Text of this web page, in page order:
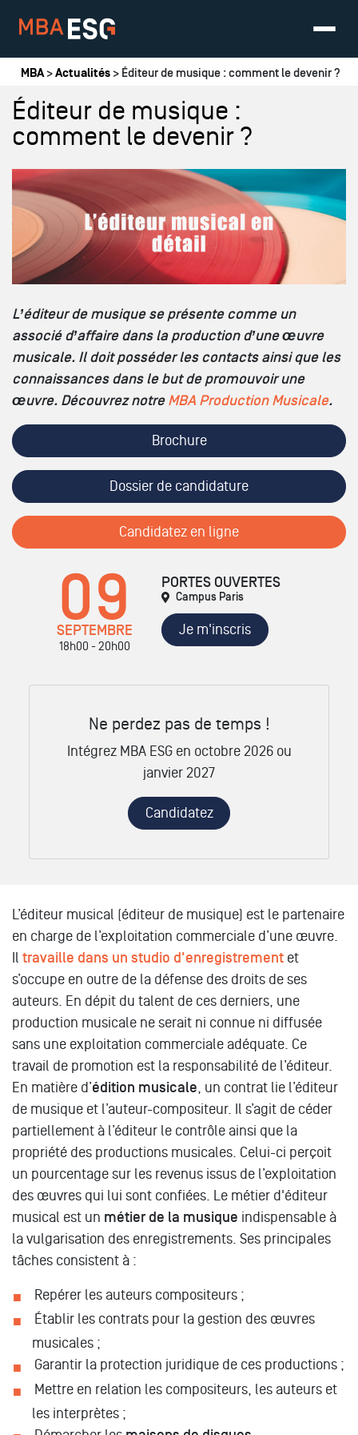
Vous êtes ici
MBA>Actualités > Éditeur de musique : comment le devenir ?
Éditeur de musique :
comment le devenir ?
L’éditeur de musique se présente comme un
associé d’affaire dans la production d’une œuvre
musicale. Il doit posséder les contacts ainsi que les
connaissances dans le but de promouvoir une
œuvre. Découvrez notreMBA Production Musicale.
Brochure
Dossier de candidature
Candidatez en ligne
09
SEPTEMBRE
18h00 - 20h00
PORTES OUVERTES
Campus Paris
Je m'inscris
Ne perdez pas de temps !
Intégrez MBA ESG en octobre 2026 ou
janvier 2027
Candidatez
L’éditeur musical (éditeur de musique) est le partenaire
en charge de l’exploitation commerciale d’une œuvre.
Il travaille dans un studio d'enregistrement et
s’occupe en outre de la défense des droits de ses
auteurs. En dépit du talent de ces derniers, une
production musicale ne serait ni connue ni diffusée
sans une exploitation commerciale adéquate. Ce
travail de promotion est la responsabilité de l’éditeur.
En matière d’édition musicale , un contrat lie l’éditeur
de musique et l’auteur-compositeur. Il s’agit de céder
partiellement à l’éditeur le contrôle ainsi que la
propriété des productions musicales. Celui-ci perçoit
un pourcentage sur les revenus issus de l’exploitation
des œuvres qui lui sont confiées. Le métier d'éditeur
musical est un métier de la musique indispensable à
la vulgarisation des enregistrements. Ses principales
tâches consistent à :
Repérer les auteurs compositeurs ;
Établir les contrats pour la gestion des œuvres
musicales ;
Garantir la protection juridique de ces productions ;
Mettre en relation les compositeurs, les auteurs et
les interprètes ;